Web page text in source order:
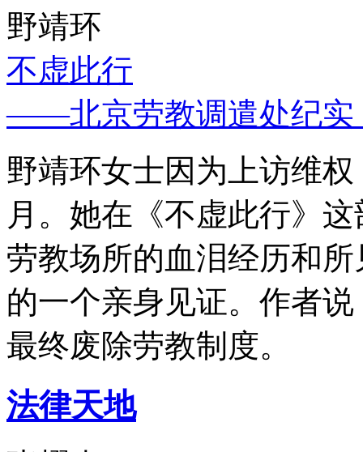
野靖环
不虚此行
——北京劳教调遣处纪实
野靖环女士因为上访维
月。她在《不虚此行》
劳教场所的血泪经历和
的一个亲身见证。作者
最终废除劳教制度。
法律天地